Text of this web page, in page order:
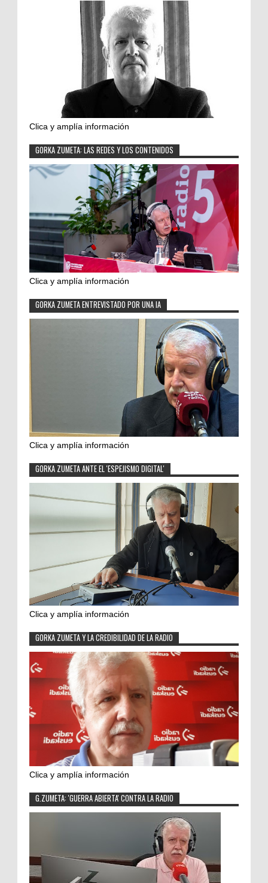
Clica y amplía información
GORKA ZUMETA: LAS REDES Y LOS CONTENIDOS
Clica y amplía información
GORKA ZUMETA ENTREVISTADO POR UNA IA
Clica y amplía información
GORKA ZUMETA ANTE EL 'ESPEJISMO DIGITAL'
Clica y amplía información
GORKA ZUMETA Y LA CREDIBILIDAD DE LA RADIO
Clica y amplía información
G.ZUMETA: 'GUERRA ABIERTA' CONTRA LA RADIO